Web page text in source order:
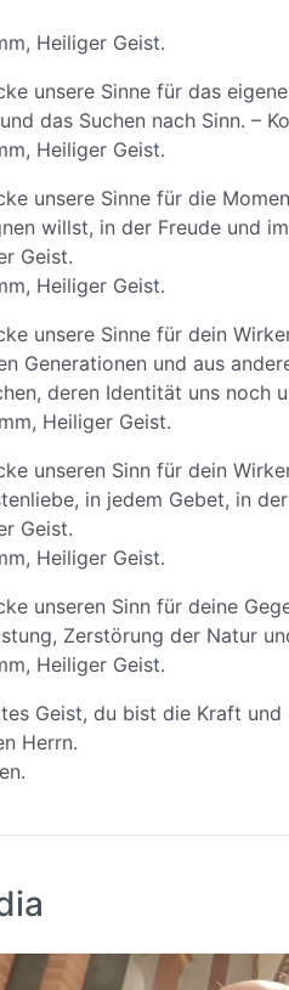
Heiliger Geist.
unsere Sinne für das
das Suchen nach Sinn. –
Heiliger Geist.
unsere Sinne für die
willst, in der Freude und
Geist.
Heiliger Geist.
unsere Sinne für dein
Generationen und aus
deren Identität uns noch
Heiliger Geist.
unseren Sinn für dein
in jedem Gebet, in
Geist.
Heiliger Geist.
unseren Sinn für deine
Zerstörung der Natur
Heiliger Geist.
Geist, du bist die Kraft
Herrn.